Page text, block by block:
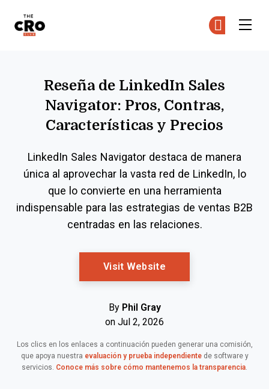
Reseña de LinkedIn Sales
Navigator: Pros, Contras,
Características y Precios
LinkedIn Sales Navigator destaca de manera
única al aprovechar la vasta red de LinkedIn, lo
que lo convierte en una herramienta
indispensable para las estrategias de ventas B2B
centradas en las relaciones.
Visit Website
By Phil Gray
on Jul 2, 2026
Los clics en los enlaces a continuación pueden generar una comisión,
que apoya nuestra evaluación y prueba independientede software y
servicios. Conoce más sobre cómo mantenemos la transparencia.